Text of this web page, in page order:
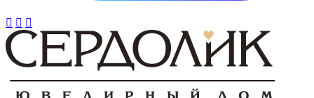
  